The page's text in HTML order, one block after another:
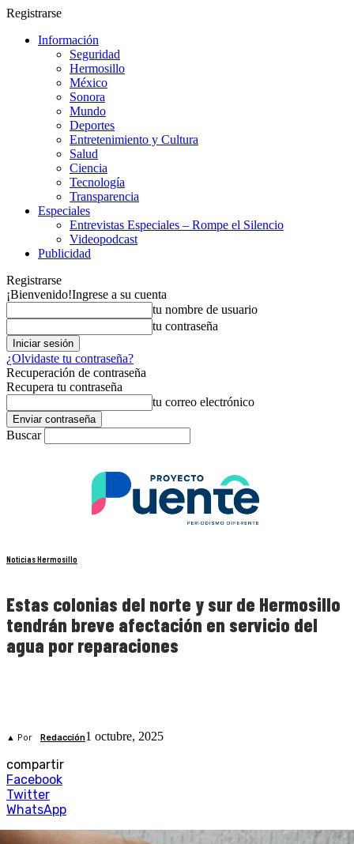
Registrarse
Información
Seguridad
Hermosillo
México
Sonora
Mundo
Deportes
Entretenimiento y Cultura
Salud
Ciencia
Tecnología
Transparencia
Especiales
Entrevistas Especiales – Rompe el Silencio
Videopodcast
Publicidad
Registrarse
¡Bienvenido!Ingrese a su cuenta
tu nombre de usuario
tu contraseña
¿Olvidaste tu contraseña?
Recuperación de contraseña
Recupera tu contraseña
tu correo electrónico
Buscar
Noticias Hermosillo
Estas colonias del norte y sur de Hermosillo
tendrán breve afectación en servicio del
agua por reparaciones
▲ Por Redacción1 octubre, 2025
compartir
Facebook
Twitter
WhatsApp